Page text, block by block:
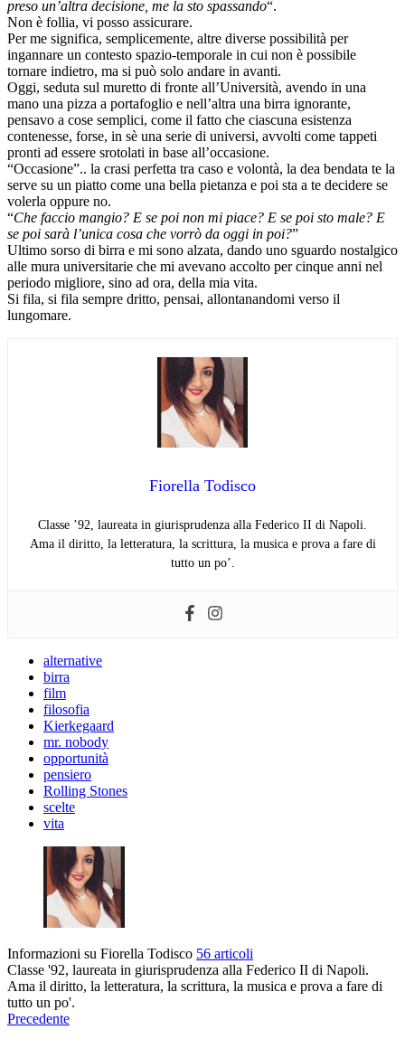
preso un’altra decisione, me la sto spassando“.
Non è follia, vi posso assicurare.
Per me significa, semplicemente, altre diverse possibilità per
ingannare un contesto spazio-temporale in cui non è possibile
tornare indietro, ma si può solo andare in avanti.
Oggi, seduta sul muretto di fronte all’Università, avendo in una
mano una pizza a portafoglio e nell’altra una birra ignorante,
pensavo a cose semplici, come il fatto che ciascuna esistenza
contenesse, forse, in sè una serie di universi, avvolti come tappeti
pronti ad essere srotolati in base all’occasione.
“Occasione”.. la crasi perfetta tra caso e volontà, la dea bendata te la
serve su un piatto come una bella pietanza e poi sta a te decidere se
volerla oppure no.
“Che faccio mangio? E se poi non mi piace? E se poi sto male? E
se poi sarà l’unica cosa che vorrò da oggi in poi?”
Ultimo sorso di birra e mi sono alzata, dando uno sguardo nostalgico
alle mura universitarie che mi avevano accolto per cinque anni nel
periodo migliore, sino ad ora, della mia vita.
Si fila, si fila sempre dritto, pensai, allontanandomi verso il
lungomare.
Fiorella Todisco
Classe ’92, laureata in giurisprudenza alla Federico II di Napoli.
Ama il diritto, la letteratura, la scrittura, la musica e prova a fare di
tutto un po’.
alternative
birra
film
filosofia
Kierkegaard
mr. nobody
opportunità
pensiero
Rolling Stones
scelte
vita
Informazioni su Fiorella Todisco 56 articoli
Classe '92, laureata in giurisprudenza alla Federico II di Napoli.
Ama il diritto, la letteratura, la scrittura, la musica e prova a fare di
tutto un po'.
Precedente